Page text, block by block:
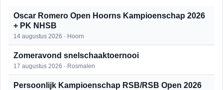
Oscar Romero Open Hoorns Kampioenschap 2026
+ PK NHSB
14 augustus 2026 · Hoorn
Zomeravond snelschaaktoernooi
17 augustus 2026 · Rosmalen
Persoonlijk Kampioenschap RSB/RSB Open 2026